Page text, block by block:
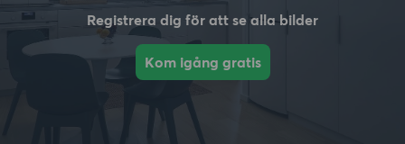
Registrera dig för att se alla bilder
Kom igång gratis